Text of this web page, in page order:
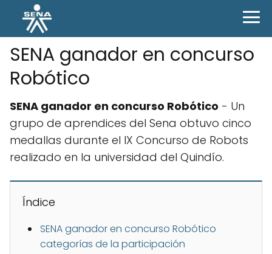
SENA ganador en concurso
Robótico
SENA ganador en concurso Robótico - Un
grupo de aprendices del Sena obtuvo cinco
medallas durante el IX Concurso de Robots
realizado en la universidad del Quindío.
Índice
SENA ganador en concurso Robótico
categorías de la participación